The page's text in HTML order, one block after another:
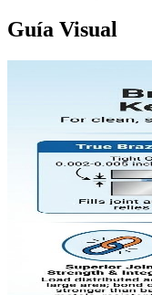
Guía Visual